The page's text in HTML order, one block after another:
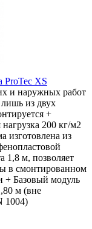
ProTec XS
и наружных работ
из двух
+
200 кг/м2
изготовлена из
1,8 м, позволяет
в смонтированном
+ Базовый модуль
м (вне
1004)